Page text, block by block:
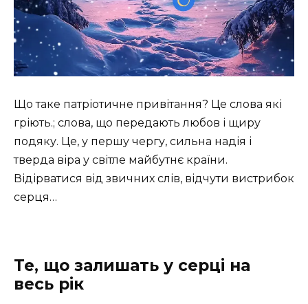
Що таке патріотичне привітання? Це слова які
гріють.; слова, що передають любов і щиру
подяку. Це, у першу чергу, сильна надія і
тверда віра у світле майбутнє країни.
Відірватися від звичних слів, відчути вистрибок
серця…
Те, що залишать у серці на
весь рік